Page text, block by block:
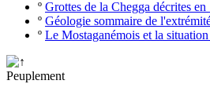
º Grottes de la Chegga décrites
º Géologie sommaire de
º Le Mostaganémois et la
Peuplement